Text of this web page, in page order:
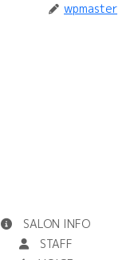
wpmaster
SALON INFO
STAFF